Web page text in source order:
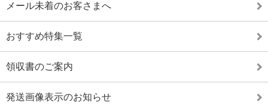
メール未着のお客さまへ
おすすめ特集一覧
領収書のご案内
発送画像表示のお知らせ